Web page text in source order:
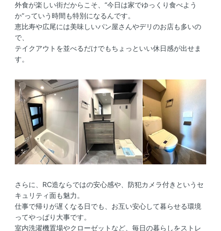
外食が楽しい街だからこそ、“今日は家でゆっくり食べよう
か”っていう時間も特別になるんです。
恵比寿や広尾には美味しいパン屋さんやデリのお店も多いの
で、
テイクアウトを並べるだけでもちょっといい休日感が出せま
す。
さらに、RC造ならではの安心感や、防犯カメラ付きというセ
キュリティ面も魅力。
仕事で帰りが遅くなる日でも、お互い安心して暮らせる環境
ってやっぱり大事です。
室内洗濯機置場やクローゼットなど、毎日の暮らしをストレ